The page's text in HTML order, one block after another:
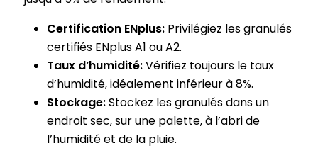
Certification ENplus: Privilégiez les granulés
certifiés ENplus A1 ou A2.
Taux d’humidité:Vérifiez toujours le taux
d’humidité, idéalement inférieur à 8%.
Stockage:Stockez les granulés dans un
endroit sec, sur une palette, à l’abri de
l’humidité et de la pluie.